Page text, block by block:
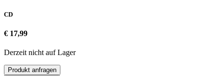
CD
€ 17,99
Derzeit nicht auf Lager
Produkt anfragen